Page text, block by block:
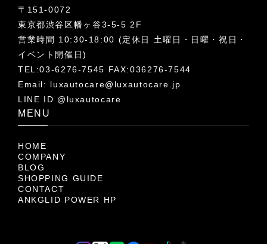
〒151-0072
東京都渋谷区幡ヶ谷3-5-5 2F
営業時間 10:30-18:00 (定休日 土曜日・日曜・祝日・
イベント開催日)
TEL:03-6276-7545 FAX:036276-7544
Email: luxautocare@luxautocare.jp
LINE ID @luxautocare
MENU
HOME
COMPANY
BLOG
SHOPPING GUIDE
CONTACT
ANKGLID POWER HP